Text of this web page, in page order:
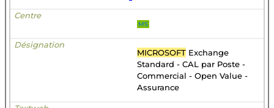
MS
MICROSOFT Exchange
Standard - CAL par Poste -
Commercial - Open Value -
Assurance